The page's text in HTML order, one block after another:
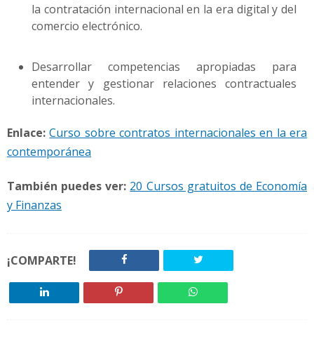
la contratación internacional en la era digital y del
comercio electrónico.
Desarrollar competencias apropiadas para
entender y gestionar relaciones contractuales
internacionales.
Enlace: Curso sobre contratos internacionales en la era
contemporánea
También puedes ver: 20 Cursos gratuitos de Economía
y Finanzas
¡COMPARTE!